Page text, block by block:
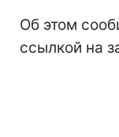
Об этом
ссылкой на